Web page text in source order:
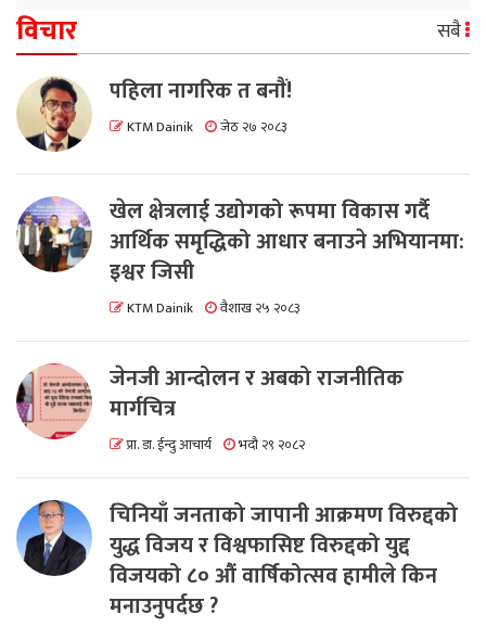
विचार सबै
पहिला नागरिक त बनाैं!
KTM Dainik जेठ २७ २०८३
खेल क्षेत्रलाई उद्योगको रूपमा विकास गर्दै
आर्थिक समृद्धिको आधार बनाउने अभियानमा:
इश्वर जिसी
KTM Dainik वैशाख २५ २०८३
जेनजी आन्दोलन र अबको राजनीतिक
मार्गचित्र
प्रा. डा. ईन्दु आचार्य भदौ २९ २०८२
चिनियाँ जनताको जापानी आक्रमण विरुद्दको
युद्ध विजय र विश्वफासिष्ट विरुद्दको युद्द
विजयको ८० औं वार्षिकोत्सव हामीले किन
मनाउनुपर्दछ ?